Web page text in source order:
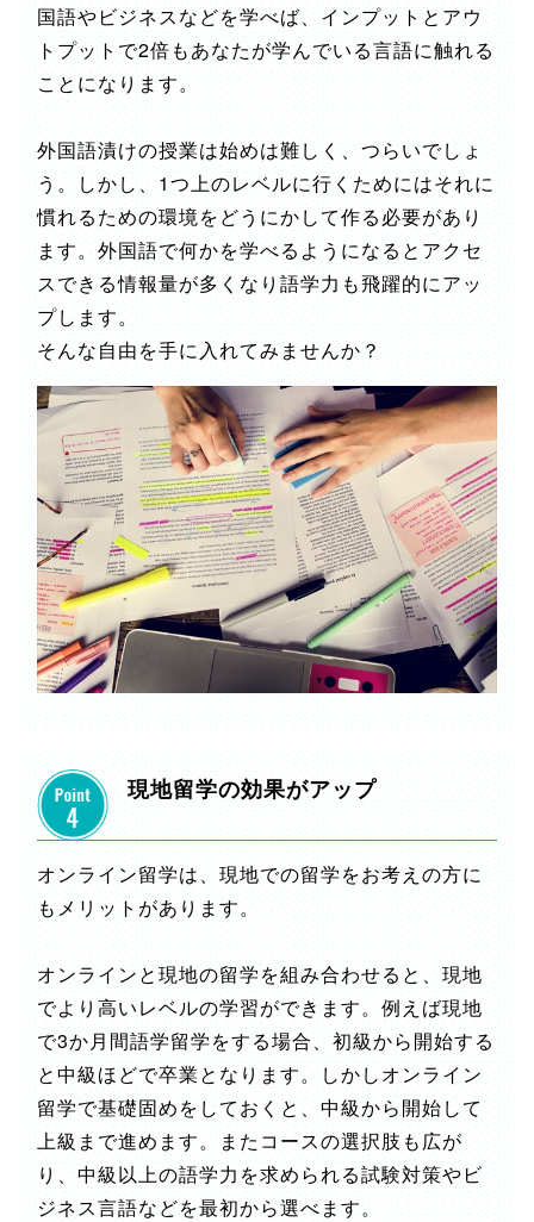
国語やビジネスなどを学べば、インプットとアウ
トプットで2倍もあなたが学んでいる言語に触れる
ことになります。
外国語漬けの授業は始めは難しく、つらいでしょ
う。しかし、1つ上のレベルに行くためにはそれに
慣れるための環境をどうにかして作る必要があり
ます。外国語で何かを学べるようになるとアクセ
スできる情報量が多くなり語学力も飛躍的にアッ
プします。
そんな自由を手に入れてみませんか？
現地留学の効果がアップ
オンライン留学は、現地での留学をお考えの方に
もメリットがあります。
オンラインと現地の留学を組み合わせると、現地
でより高いレベルの学習ができます。例えば現地
で3か月間語学留学をする場合、初級から開始する
と中級ほどで卒業となります。しかしオンライン
留学で基礎固めをしておくと、中級から開始して
上級まで進めます。またコースの選択肢も広が
り、中級以上の語学力を求められる試験対策やビ
ジネス言語などを最初から選べます。